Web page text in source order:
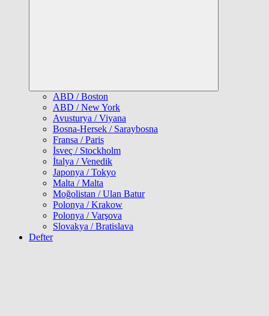
ABD / Boston
ABD / New York
Avusturya / Viyana
Bosna-Hersek / Saraybosna
Fransa / Paris
İsveç / Stockholm
İtalya / Venedik
Japonya / Tokyo
Malta / Malta
Moğolistan / Ulan Batur
Polonya / Krakow
Polonya / Varşova
Slovakya / Bratislava
Defter